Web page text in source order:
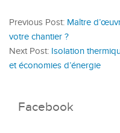
Previous Post: Maître
votre chantier ?
Next Post: Isolation
et économies d’énergie
Facebook